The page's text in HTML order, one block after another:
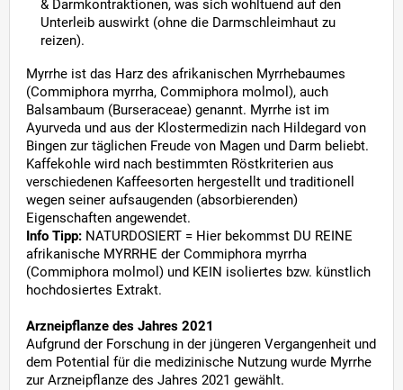
& Darmkontraktionen, was sich wohltuend auf den
Unterleib auswirkt (ohne die Darmschleimhaut zu
reizen).
Myrrhe ist das Harz des afrikanischen Myrrhebaumes
(Commiphora myrrha, Commiphora molmol), auch
Balsambaum (Burseraceae) genannt. Myrrhe ist im
Ayurveda und aus der Klostermedizin nach Hildegard von
Bingen zur täglichen Freude von Magen und Darm beliebt.
Kaffekohle wird nach bestimmten Röstkriterien aus
verschiedenen Kaffeesorten hergestellt und traditionell
wegen seiner aufsaugenden (absorbierenden)
Eigenschaften angewendet.
Info Tipp: NATURDOSIERT = Hier bekommst DU REINE
afrikanische MYRRHE der Commiphora myrrha
(Commiphora molmol) und KEIN isoliertes bzw. künstlich
hochdosiertes Extrakt.
Arzneipflanze des Jahres 2021
Aufgrund der Forschung in der jüngeren Vergangenheit und
dem Potential für die medizinische Nutzung wurde Myrrhe
zur Arzneipflanze des Jahres 2021 gewählt.